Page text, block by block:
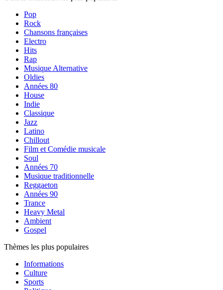
Pop
Rock
Chansons françaises
Electro
Hits
Rap
Musique Alternative
Oldies
Années 80
House
Indie
Classique
Jazz
Latino
Chillout
Film et Comédie musicale
Soul
Années 70
Musique traditionnelle
Reggaeton
Années 90
Trance
Heavy Metal
Ambient
Gospel
Thèmes les plus populaires
Informations
Culture
Sports